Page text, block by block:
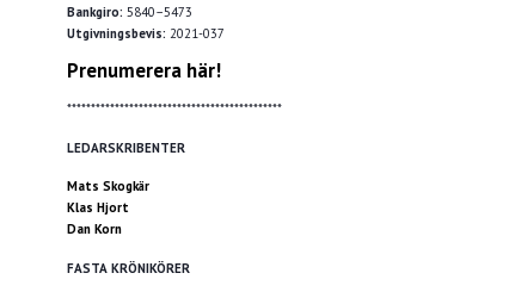
Bankgiro: 5840–5473
Utgivningsbevis: 2021-037
Prenumerera här!
*********************************************
LEDARSKRIBENTER
Mats Skogkär
Klas Hjort
Dan Korn
FASTA KRÖNIKÖRER